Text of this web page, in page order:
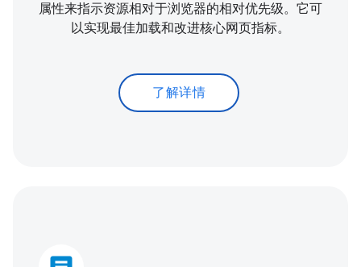
属性来指示资源相对于浏览器的相对优先级。它可
以实现最佳加载和改进核心网页指标。
了解详情